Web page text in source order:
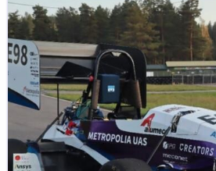
Motorsport
Formula
Student
-
tiimin
kausiraportti
vuodesta
2025